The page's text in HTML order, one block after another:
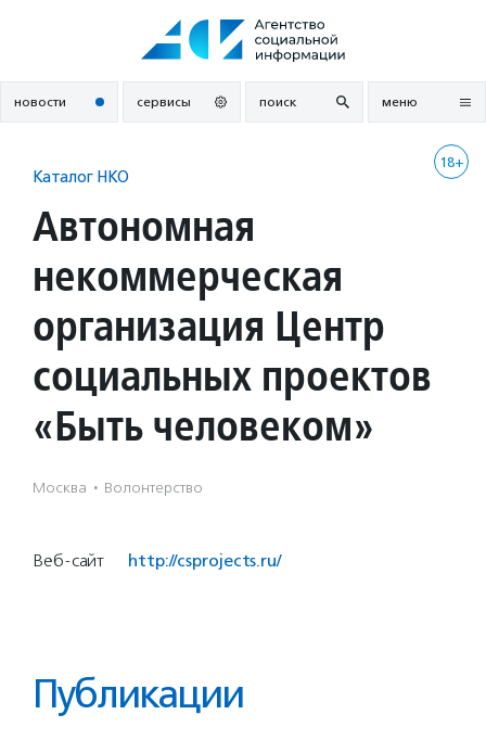
новости сервисы поиск меню
18+
Каталог НКО
Автономная
некоммерческая
организация Центр
социальных проектов
«Быть человеком»
Москва · Волонтерство
Веб-сайт http://csprojects.ru/
Публикации